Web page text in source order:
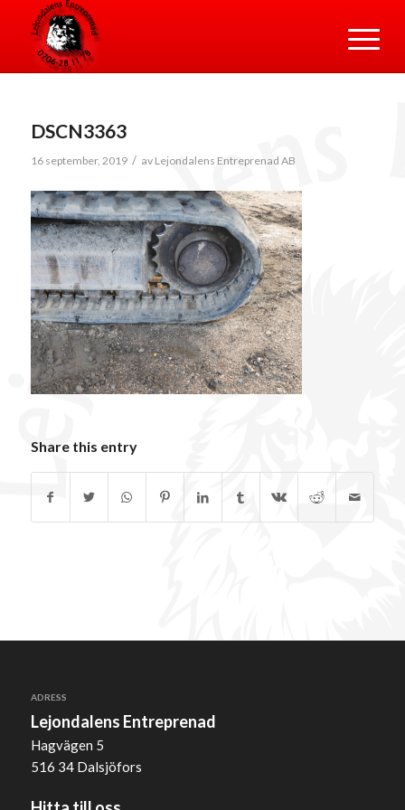
DSCN3363
16 september, 2019 / av Lejondalens Entreprenad AB
Share this entry
ADRESS
Lejondalens Entreprenad
Hagvägen 5
516 34 Dalsjöfors